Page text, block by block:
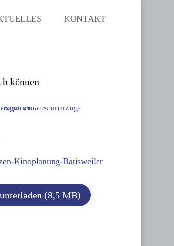
KONTAKT
können
(8,5 MB)